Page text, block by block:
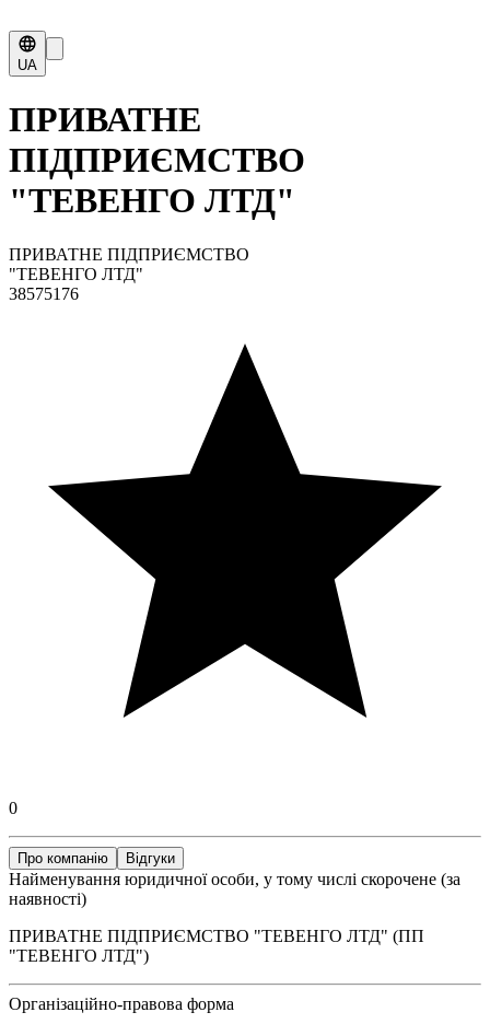
UA
ПРИВАТНЕ
ПІДПРИЄМСТВО
"ТЕВЕНГО ЛТД"
ПРИВАТНЕ ПІДПРИЄМСТВО
"ТЕВЕНГО ЛТД"
38575176
0
Про компанію Відгуки
Найменування юридичної особи, у тому числі скорочене (за
наявності)
ПРИВАТНЕ ПІДПРИЄМСТВО "ТЕВЕНГО ЛТД" (ПП
"ТЕВЕНГО ЛТД")
Організаційно-правова форма